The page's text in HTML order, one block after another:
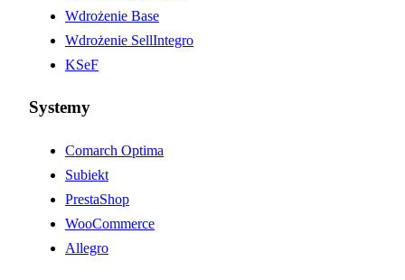
Wdrożenie Base
Wdrożenie SellIntegro
KSeF
Systemy
Comarch Optima
Subiekt
PrestaShop
WooCommerce
Allegro